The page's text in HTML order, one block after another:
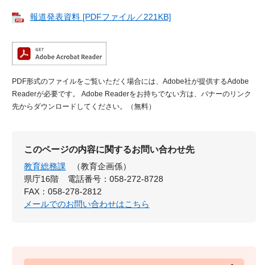
報道発表資料 [PDFファイル／221KB]
PDF形式のファイルをご覧いただく場合には、Adobe社が提供するAdobe
Readerが必要です。
Adobe Readerをお持ちでない方は、バナーのリンク
先からダウンロードしてください。（無料）
このページの内容に関するお問い合わせ先
教育総務課
（教育企画係）
県庁16階
電話番号：058-272-8728
FAX：058-278-2812
メールでのお問い合わせはこちら